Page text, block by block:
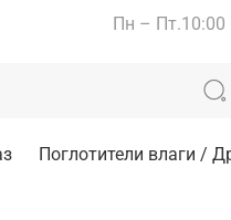
Пн – Пт.10:00
Поглотители влаги /